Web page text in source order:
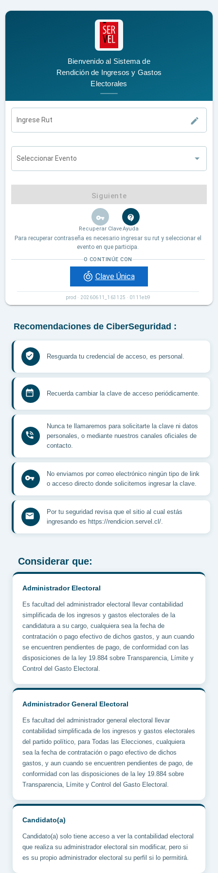
Bienvenido al Sistema de
Rendición de Ingresos y Gastos
Electorales
Ingrese Rut mode_edit
Seleccionar Evento
Siguiente
vpn_key
Recuperar Clave
contact_support
Ayuda
Para recuperar contraseña es necesario ingresar su rut y seleccionar el
evento en que participa.
O CONTINÚE CON
Clave Única
prod · 20260611_163125 · 0111eb9
Recomendaciones de CiberSeguridad :
verified_user Resguarda tu credencial de acceso, es personal.
date_range Recuerda cambiar la clave de acceso periódicamente.
phone_in_talk
Nunca te llamaremos para solicitarte la clave ni datos
personales, o mediante nuestros canales oficiales de
contacto.
vpn_key
No enviamos por correo electrónico ningún tipo de link
o acceso directo donde solicitemos ingresar la clave.
mail
Por tu seguridad revisa que el sitio al cual estás
ingresando es https://rendicion.servel.cl/.
Considerar que:
Administrador Electoral
Es facultad del administrador electoral llevar contabilidad
simplificada de los ingresos y gastos electorales de la
candidatura a su cargo, cualquiera sea la fecha de
contratación o pago efectivo de dichos gastos, y aun cuando
se encuentren pendientes de pago, de conformidad con las
disposiciones de la ley 19.884 sobre Transparencia, Límite y
Control del Gasto Electoral.
Administrador General Electoral
Es facultad del administrador general electoral llevar
contabilidad simplificada de los ingresos y gastos electorales
del partido político, para Todas las Elecciones, cualquiera
sea la fecha de contratación o pago efectivo de dichos
gastos, y aun cuando se encuentren pendientes de pago, de
conformidad con las disposiciones de la ley 19.884 sobre
Transparencia, Límite y Control del Gasto Electoral.
Candidato(a)
Candidato(a) solo tiene acceso a ver la contabilidad electoral
que realiza su administrador electoral sin modificar, pero si
es su propio administrador electoral su perfil si lo permitirá.